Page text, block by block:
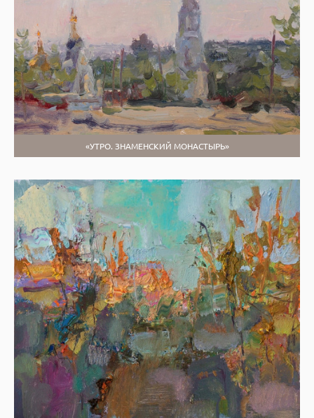
«УТРО. ЗНАМЕНСКИЙ МОНАСТЫРЬ»